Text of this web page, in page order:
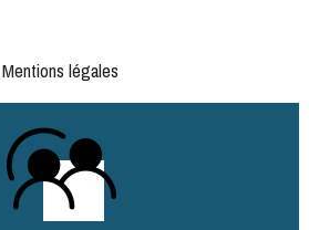
Mentions légales